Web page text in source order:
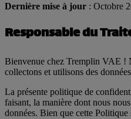
Dernière mise à jour : Octobre
Responsable du
Bienvenue chez Tremplin VAE !
collectons et utilisons des
La présente politique de
faisant, la manière dont nous
données. Bien que cette